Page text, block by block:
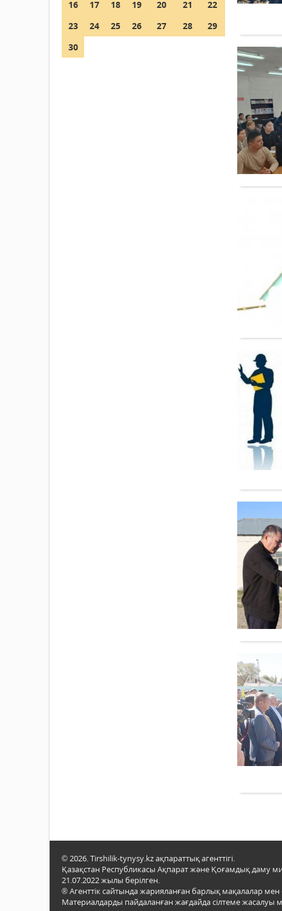
16
17 18 19 20 21
22
23
24 25 26 27 28
29
30
© 2026. Tirshilik-tynysy.kz ақпараттық агенттігі.
Қазақстан Республикасы Ақпарат және Қоғамдық даму
21.07.2022 жылы берілген.
® Агенттік сайтында жарияланған барлық мақалалар
Материалдарды пайдаланған жағдайда сілтеме жасалуы